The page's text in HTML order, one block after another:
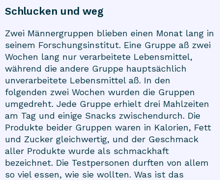
Schlucken und weg
Zwei Männergruppen blieben einen Monat lang in
seinem Forschungsinstitut. Eine Gruppe aß zwei
Wochen lang nur verarbeitete Lebensmittel,
während die andere Gruppe hauptsächlich
unverarbeitete Lebensmittel aß. In den
folgenden zwei Wochen wurden die Gruppen
umgedreht. Jede Gruppe erhielt drei Mahlzeiten
am Tag und einige Snacks zwischendurch. Die
Produkte beider Gruppen waren in Kalorien, Fett
und Zucker gleichwertig, und der Geschmack
aller Produkte wurde als schmackhaft
bezeichnet. Die Testpersonen durften von allem
so viel essen, wie sie wollten. Was ist das